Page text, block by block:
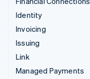
Identity
Invoicing
Issuing
Link
Managed Payments